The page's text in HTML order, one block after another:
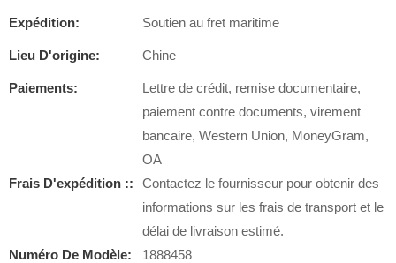
Expédition: Soutien au fret maritime
Lieu D'origine: Chine
Paiements:
Lettre de crédit, remise documentaire,
paiement contre documents, virement
bancaire, Western Union, MoneyGram,
OA
Frais D'expédition ::
Contactez le fournisseur pour obtenir des
informations sur les frais de transport et le
délai de livraison estimé.
Numéro De Modèle:
1888458